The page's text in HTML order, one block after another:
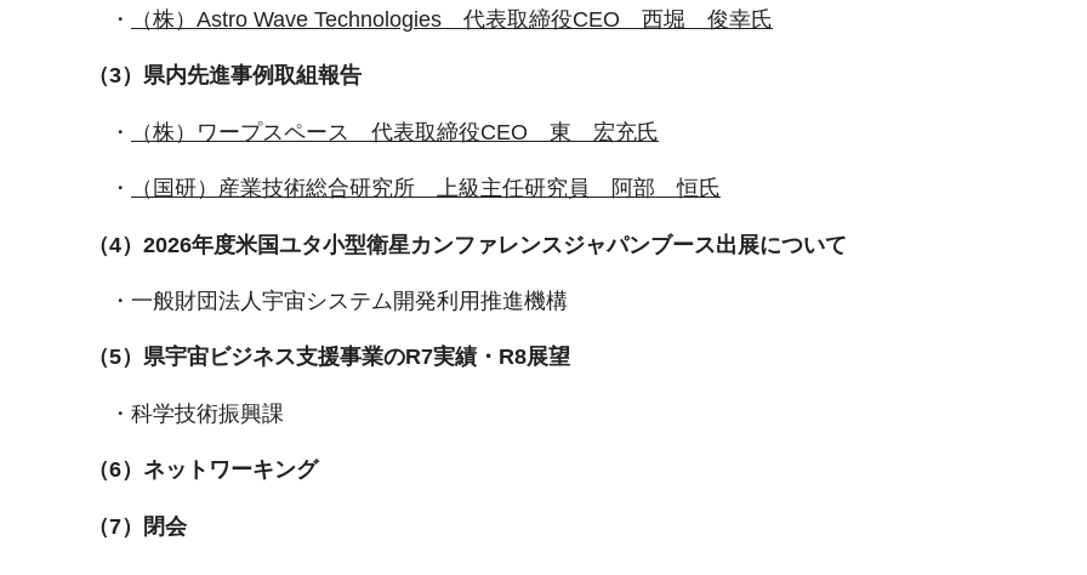
・ （株）Astro Wave Technologies 代表取締役CEO 西堀 俊幸氏
（3）県内先進事例取組報告
・ （株）ワープスペース 代表取締役CEO 東 宏充氏
・ （国研）産業技術総合研究所 上級主任研究員 阿部 恒氏
（4）2026年度米国ユタ小型衛星カンファレンスジャパンブース出展について
・一般財団法人宇宙システム開発利用推進機構
（5）県宇宙ビジネス支援事業のR7実績・R8展望
・科学技術振興課
（6）ネットワーキング
（7）閉会